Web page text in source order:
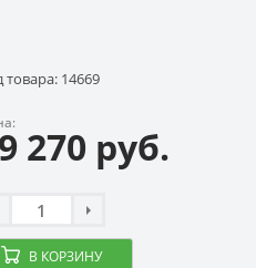
товара: 14669
270 руб.
В КОРЗИНУ